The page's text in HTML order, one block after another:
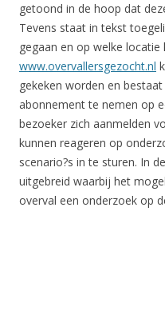
getoond in de hoop dat
Tevens staat in tekst
gegaan en op welke
www.overvallersgezocht.nl
gekeken worden en
abonnement te nemen op
bezoeker zich aanmelden
kunnen reageren op
scenario?s in te sturen. In
uitgebreid waarbij het
overval een onderzoek op